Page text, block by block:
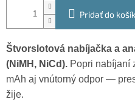
Pridať do
Štvorslotová nabíjačka a
(NiMH, NiCd). Popri nabíjaní
mAh aj vnútorný odpor —
žije.